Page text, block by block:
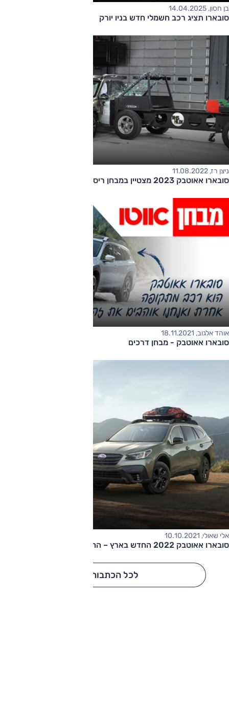
בן חסון, 14.04.2025
סובארו תציג רכב חשמלי חדש בניו יורק
ניצן רז, 11.08.2022
סובארו אאוטבק 2023 מצטיין במבחן ריסוק חדש בארה"ב
אוהד אלגוב, 18.11.2021
סובארו אאוטבק - מבחן דרכים
אלי שאולי, 10.10.2021
סובארו אאוטבק 2022 החדש בארץ – החל מ-230,000 שקלים
לכל הכתבות